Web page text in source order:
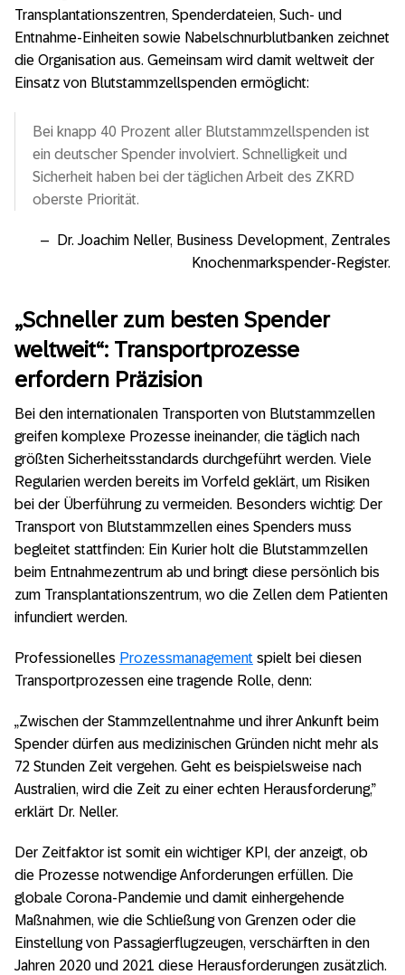
Transplantationszentren, Spenderdateien, Such- und
Entnahme-Einheiten sowie Nabelschnurblutbanken zeichnet
die Organisation aus. Gemeinsam wird damit weltweit der
Einsatz von Blutstammzellspenden ermöglicht:
Bei knapp 40 Prozent aller Blutstammzellspenden ist
ein deutscher Spender involviert. Schnelligkeit und
Sicherheit haben bei der täglichen Arbeit des ZKRD
oberste Priorität.
– Dr. Joachim Neller, Business Development, Zentrales
Knochenmarkspender-Register.
„Schneller zum besten Spender
weltweit“: Transportprozesse
erfordern Präzision
Bei den internationalen Transporten von Blutstammzellen
greifen komplexe Prozesse ineinander, die täglich nach
größten Sicherheitsstandards durchgeführt werden. Viele
Regularien werden bereits im Vorfeld geklärt, um Risiken
bei der Überführung zu vermeiden. Besonders wichtig: Der
Transport von Blutstammzellen eines Spenders muss
begleitet stattfinden: Ein Kurier holt die Blutstammzellen
beim Entnahmezentrum ab und bringt diese persönlich bis
zum Transplantationszentrum, wo die Zellen dem Patienten
infundiert werden.
Professionelles Prozessmanagement spielt bei diesen
Transportprozessen eine tragende Rolle, denn:
„Zwischen der Stammzellentnahme und ihrer Ankunft beim
Spender dürfen aus medizinischen Gründen nicht mehr als
72 Stunden Zeit vergehen. Geht es beispielsweise nach
Australien, wird die Zeit zu einer echten Herausforderung,”
erklärt Dr. Neller.
Der Zeitfaktor ist somit ein wichtiger KPI, der anzeigt, ob
die Prozesse notwendige Anforderungen erfüllen. Die
globale Corona-Pandemie und damit einhergehende
Maßnahmen, wie die Schließung von Grenzen oder die
Einstellung von Passagierflugzeugen, verschärften in den
Jahren 2020 und 2021 diese Herausforderungen zusätzlich.